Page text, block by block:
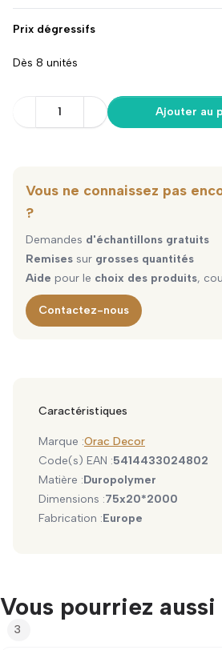
Prix dégressifs
Dès 8 unités
1 Ajouter au
Vous ne connaissez pas
?
Demandes d'échantillons gratuits
Remises sur grosses quantités
Aide pour le choix des produits,
Contactez-nous
Caractéristiques
Marque :Orac Decor
Code(s) EAN :5414433024802
Matière :Duropolymer
Dimensions :75x20*2000
Fabrication :Europe
Vous pourriez
3